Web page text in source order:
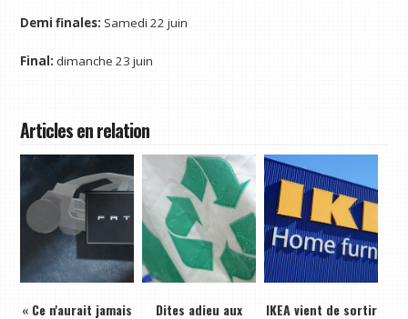
Demi finales:Samedi 22 juin
Final:dimanche 23 juin
Articles en relation
« Ce n'aurait jamais
Dites adieu aux
IKEA vient de sortir